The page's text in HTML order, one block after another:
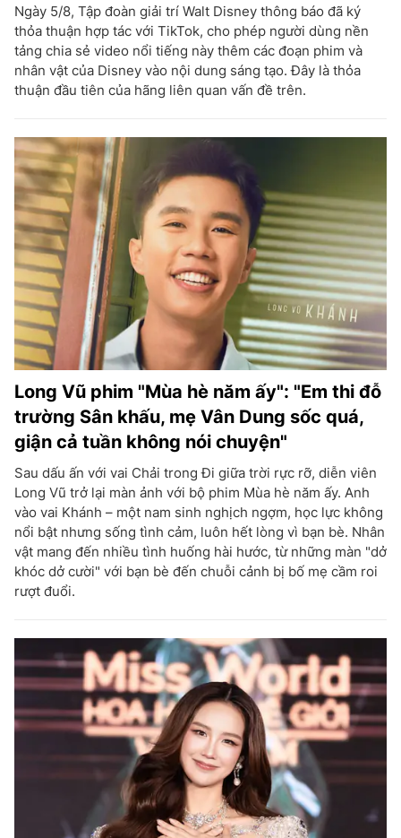
Ngày 5/8, Tập đoàn giải trí Walt Disney thông báo đã ký
thỏa thuận hợp tác với TikTok, cho phép người dùng nền
tảng chia sẻ video nổi tiếng này thêm các đoạn phim và
nhân vật của Disney vào nội dung sáng tạo. Đây là thỏa
thuận đầu tiên của hãng liên quan vấn đề trên.
Long Vũ phim "Mùa hè năm ấy": "Em thi đỗ
trường Sân khấu, mẹ Vân Dung sốc quá,
giận cả tuần không nói chuyện"
Sau dấu ấn với vai Chải trong Đi giữa trời rực rỡ, diễn viên
Long Vũ trở lại màn ảnh với bộ phim Mùa hè năm ấy. Anh
vào vai Khánh – một nam sinh nghịch ngợm, học lực không
nổi bật nhưng sống tình cảm, luôn hết lòng vì bạn bè. Nhân
vật mang đến nhiều tình huống hài hước, từ những màn "dở
khóc dở cười" với bạn bè đến chuỗi cảnh bị bố mẹ cầm roi
rượt đuổi.